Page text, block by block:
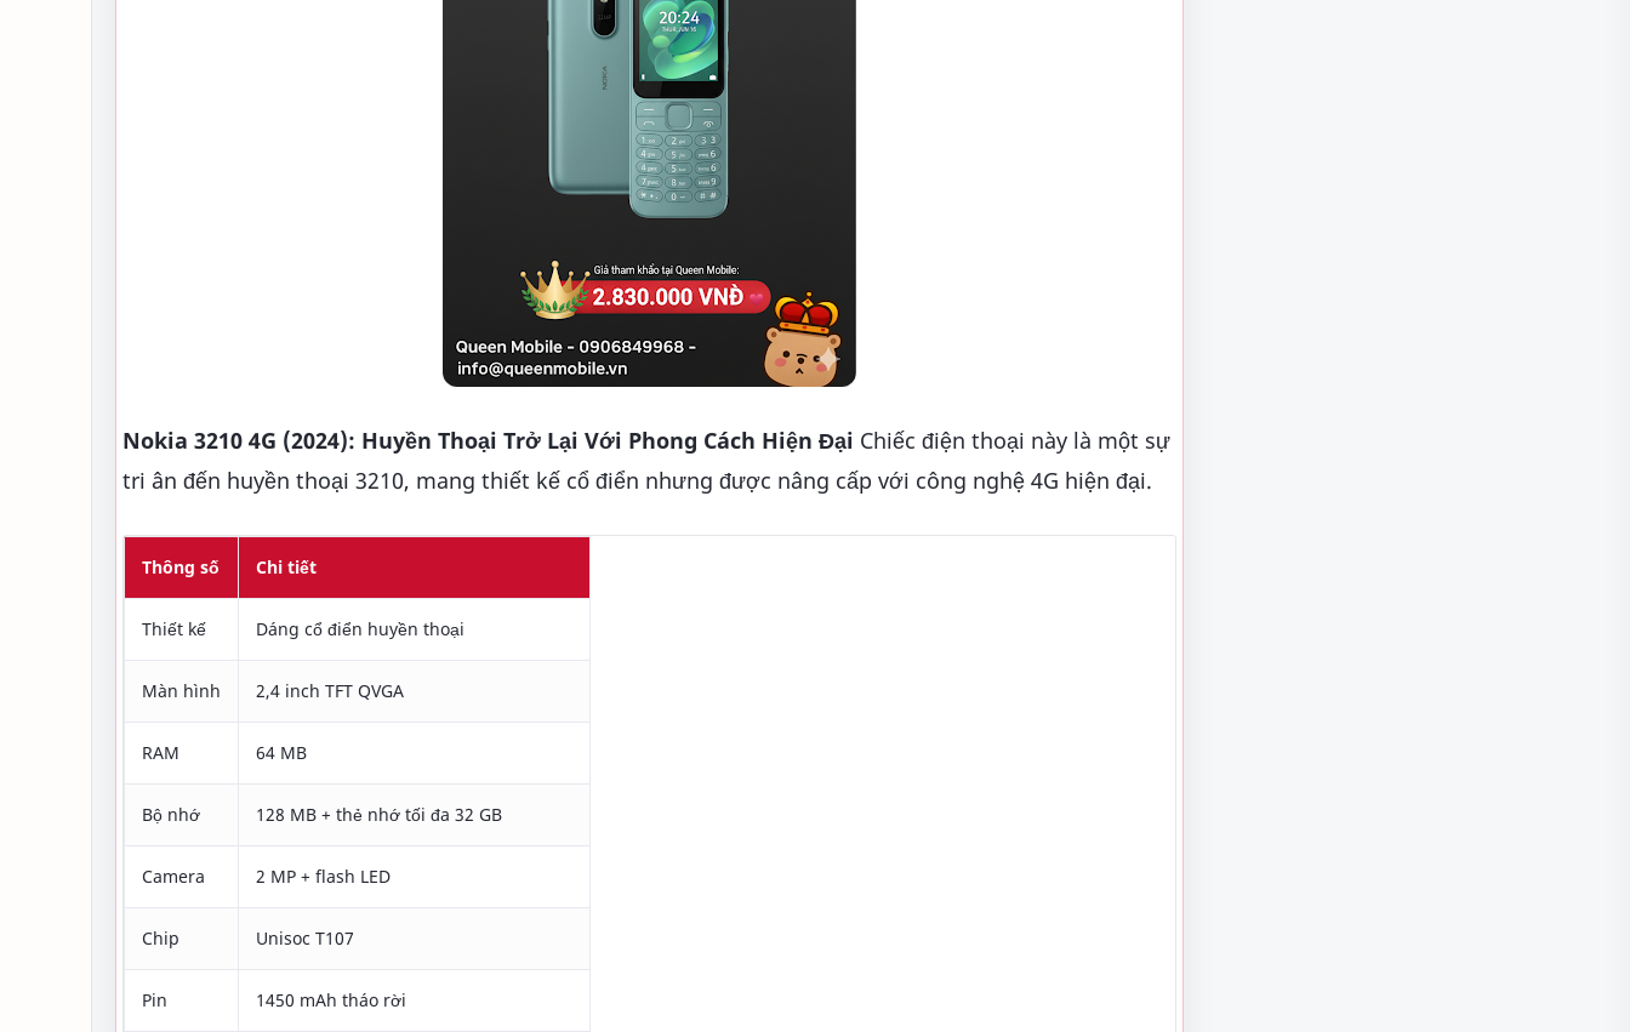
Nokia 3210 4G (2024): Huyền Thoại Trở Lại Với Phong Cách Hiện Đại Chiếc điện thoại này là một sự
tri ân đến huyền thoại 3210, mang thiết kế cổ điển nhưng được nâng cấp với công nghệ 4G hiện đại.
Thông số Chi tiết
Thiết kế Dáng cổ điển huyền thoại
Màn hình 2,4 inch TFT QVGA
RAM 64 MB
Bộ nhớ 128 MB + thẻ nhớ tối đa 32 GB
Camera 2 MP + flash LED
Chip Unisoc T107
Pin 1450 mAh tháo rời